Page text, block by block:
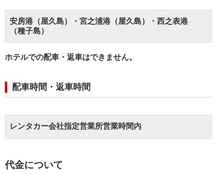
安房港（屋久島）・宮之浦港（屋久島）・西之表港
（種子島）
ホテルでの配車・返車はできません。
配車時間・返車時間
レンタカー会社指定営業所営業時間内
代金について